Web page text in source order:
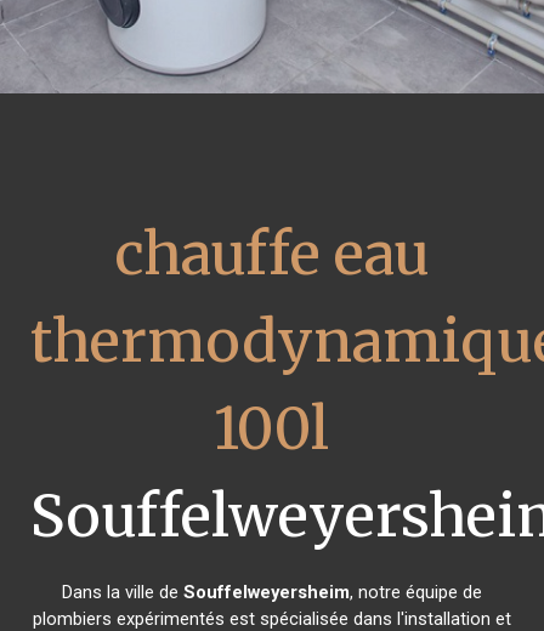
chauffe eau
100l
Dans la ville de Souffelweyersheim, notre équipe de
plombiers expérimentés est spécialisée dans l'installation et